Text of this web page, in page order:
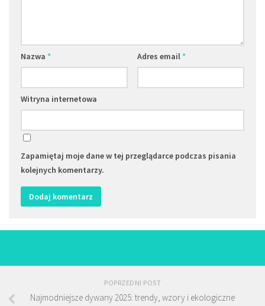
Nazwa * Adres email*
Witryna internetowa
Zapamiętaj moje dane w tej przeglądarce podczas pisania
kolejnych komentarzy.
POPRZEDNI POST
Najmodniejsze dywany 2025: trendy, wzory i ekologiczne